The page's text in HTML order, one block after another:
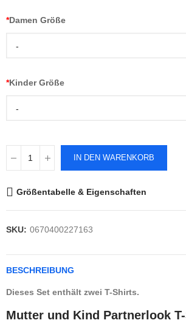
*Damen Größe
-
*Kinder Größe
-
IN DEN WARENKORB
Größentabelle & Eigenschaften
SKU: 0670400227163
BESCHREIBUNG
Dieses Set enthält zwei T-Shirts.
Mutter und Kind Partnerlook